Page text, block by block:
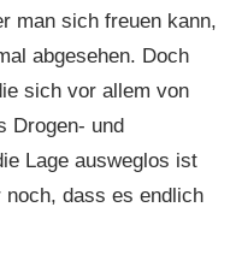
man sich freuen kann,
abgesehen. Doch
sich vor allem von
Drogen- und
Lage ausweglos ist
dass es endlich